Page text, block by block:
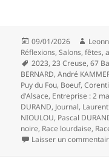
Publié
le
09/01/2026
Réflexions,Salons, fêtes,
Mots-
clés
2023,23 Creuse,67
BERNARD,André
Puy du Fou, Boeuf,
d'Alsace, Entreprise : 2
DURAND, Journal,
NIOULOU, Pascal
noire, Race lourdaise,
Laisser un